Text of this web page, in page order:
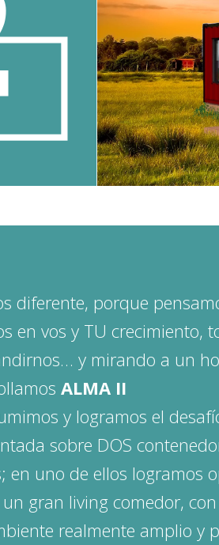
diferente, porque
en vos y TU crecimiento,
y mirando a un
ALMA II
y logramos el
sobre DOS
en uno de ellos logramos
gran living comedor,
realmente amplio y